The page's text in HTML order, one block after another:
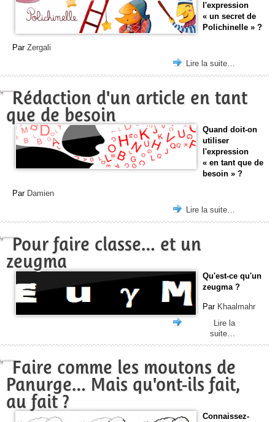
l'expression
« un secret de
Polichinelle » ?
Par Zergali
Lire la suite…
Rédaction d'un article en tant
que de besoin
Quand doit-on
utiliser
l'expression
« en tant que de
besoin » ?
Par Damien
Lire la suite…
Pour faire classe… et un
zeugma
Qu'est-ce qu'un
zeugma ?
Par Khaalmahr
Lire la
suite…
Faire comme les moutons de
Panurge… Mais qu'ont-ils fait,
au fait ?
Connaissez-